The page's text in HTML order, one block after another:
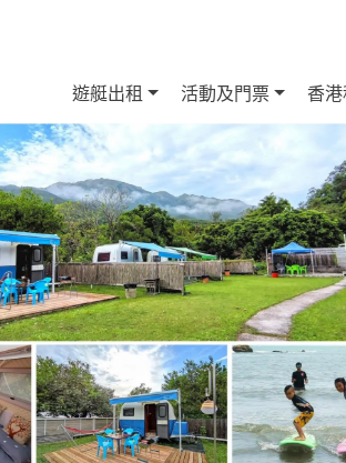
遊艇出租 活動及門票 香